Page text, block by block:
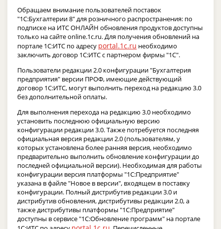
Обращаем внимание пользователей поставок
"1С:Бухгалтерии 8" для розничного распространения: по
подписке на ИТС ОНЛАЙН обновления продуктов доступны
только на сайте online.1c.ru. Для получения обновлений на
портале 1С:ИТС по адресу portal.1c.ru необходимо
заключить договор 1С:ИТС с партнером фирмы "1С".
Пользователи редакции 2.0 конфигурации "Бухгалтерия
предприятия" версии ПРОФ, имеющие действующий
договор 1С:ИТС, могут выполнить переход на редакцию 3.0
без дополнительной оплаты.
Для выполнения перехода на редакцию 3.0 необходимо
установить последнюю официальную версию
конфигурации редакции 3.0. Также потребуется последняя
официальная версия редакции 2.0 (пользователям, у
которых установлена более ранняя версия, необходимо
предварительно выполнить обновление конфигурации до
последней официальной версии). Необходимая для работы
конфигурации версия платформы "1С:Предприятие"
указана в файле "Новое в версии", входящем в поставку
конфигурации. Полный дистрибутив редакции 3.0 и
дистрибутив обновления, дистрибутивы редакции 2.0, а
также дистрибутивы платформы "1С:Предприятие"
доступны в сервисе "1С:Обновление программ" на портале